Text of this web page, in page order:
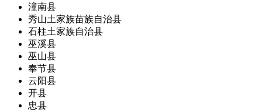
潼南县
秀山土家族苗族自治县
石柱土家族自治县
巫溪县
巫山县
奉节县
云阳县
开县
忠县